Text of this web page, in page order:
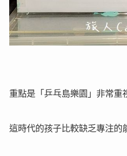
重點是「乒乓島樂園」非常重
這時代的孩子比較缺乏專注的